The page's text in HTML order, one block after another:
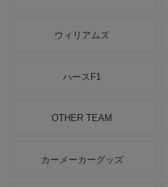
ウィリアムズ
ハースF1
OTHER TEAM
カーメーカーグッズ